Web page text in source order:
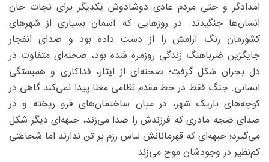
امدادگر و حتی مردم عادی دوشادوش یکدیگر برای نجات جان
انسان‌ها جنگیدند. در روزهایی که آسمان بسیاری از شهرهای
کشورمان رنگ آرامش را از دست داده بود و صدای انفجار
جایگزین ضرباهنگ زندگی روزمره شده بود، صحنه‌ای متفاوت در
دل بحران شکل گرفت؛ صحنه‌ای از ایثار، فداکاری و همبستگی
انسانی. جنگ فقط در خط مقدم نظامی معنا پیدا نمی‌کند گاهی در
کوچه‌های باریک شهر، در میان ساختمان‌های فرو ریخته و در
صدای ضجه مادری که فرزندش را صدا می‌زند، جبهه‌ای دیگر شکل
می‌گیرد؛ جبهه‌ای که قهرمانانش لباس رزم بر تن ندارند اما شجاعتی
کم‌نظیر در وجودشان موج می‌زند